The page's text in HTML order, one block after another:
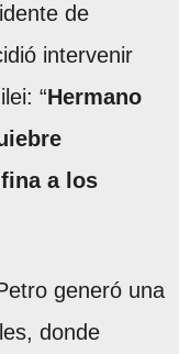
de
intervenir
“Hermano
a los
generó una
donde